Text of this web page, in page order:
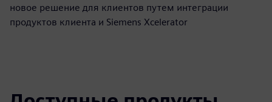
новое решение для клиентов путем интеграции
продуктов клиента и Siemens Xcelerator